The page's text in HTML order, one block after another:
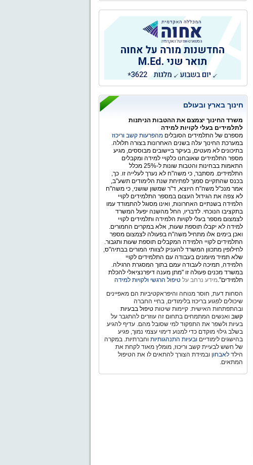
חינוך בארץ ובעולם
משרד החינוך יצמצם את ההטבות הניתנות
לתלמידים בעלי לקויות למידה
מספרם של התלמידים הסובלים מהפרעות קשב וריכוז
במערכת החינוך עלה בשנים האחרונות בצורה תלולה.
בתיכונים לא מעטים, בעיקר ביישובים מבוססים, מגיע
מספר התלמידים שאובחנו כלקויי למידה ומקבלים
התאמות בבחינות והטבות שונות ל-25% מכלל
התלמידים. מסתבר, כי משה"ח לא נערך לעלייה זו. כך,
בכנס שהתקיים סמוך לפתיחת שנת הלימודים תשע"ב,
אמר מנכ"ל משה"ח היוצא, ד"ר שמשון שושני, כי משה"ח
לא צפה את הגידול העצום במספר התלמידים לקויי
הלמידה בשנתיים האחרונות, ואינו מסוגל להתמודד עמו
בתקציבו הנוכחי. לדבריו, החל מהשנה יפעל המשרד
לצמצום מספר בעלי לקויות הלמידה ותלמידים לקויי
למידה לא יקבלו תוספת שעות, אלא במקרים החמורים.
ואכן בימים אלו מתחיל משה"ח בפעולה לצמצום מספר
התלמידים לקויי הלמידה המקבלים תוספת שעות ותגבור.
לחילופין מתכוון המשרד להעניק לצוותי המורים בבתיה"ס,
שלא תמיד מיומנים בעבודה עם התלמידים לקויי
הלמידה, תמיכה לעבודה עמם בתוך המסגרת הרגילה.
במשרד מכנים פעולה זו "מתן מענה דיפרנציאלי להכלת
תלמידים".מידע נרחב עלטיפול הרגשי ולקויות למידה
הסחות דעת, חוסר מנוחה והיפראקטיביות הם מאפיינים
שיכולים לפגוע בריכוז בלימודים, בחיי החברה
ובהתפתחות האישית. קיימות שיטותטיפול בבעיות
קשב ואנשים המתמחים בתחום זה עוזרים להתגבר על
בעיות ולשפר את התפקוד למי שסובל מהם. עדיף להגיע
בשלב גילוי מוקדם כדי למנוע דימוי עצמי נמוך, פגיע
בהישגים לימודייםובעיות התנהגותיות וחברתיות. במקרה
של חשש לבעיית קשב וריכוז, מומלץ מאוד לקחת את
הילדלאבחון ובמידת הצורך להתאים לו את הטיפול
המתאים.